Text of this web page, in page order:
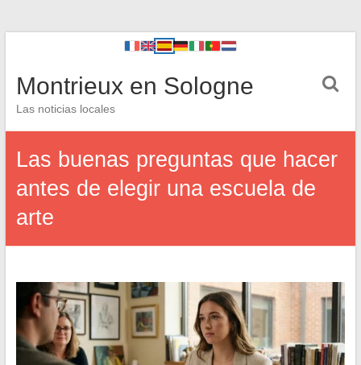
Montrieux en Sologne
Las noticias locales
Las buenas preguntas que hacer
antes de elegir una escuela de
arte